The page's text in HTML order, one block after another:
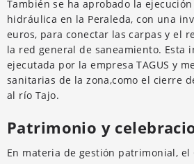
También se ha aprobado la
hidráulica en la Peraleda, con una
euros, para conectar las carpas y el
la red general de saneamiento. Esta
ejecutada por la empresa TAGUS y
sanitarias de la zona,como el cierre
al río Tajo.
Patrimonio y
En materia de gestión patrimonial,